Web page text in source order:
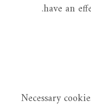
have an
Necessary